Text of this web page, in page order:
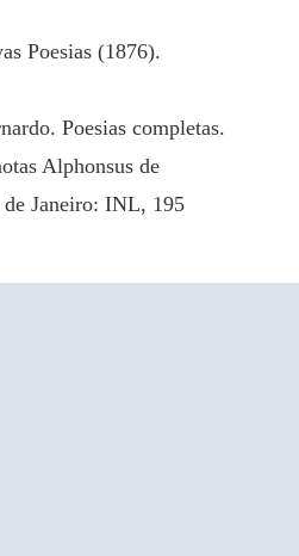
Poesias (1876).
Poesias completas.
Alphonsus de